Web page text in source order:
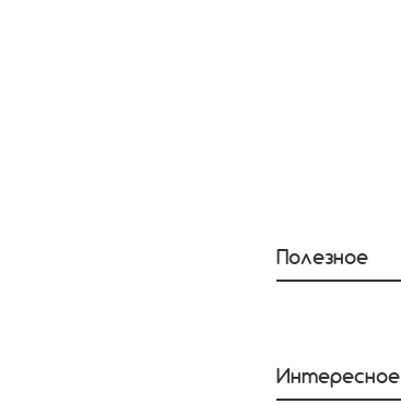
Полезное
Интересное